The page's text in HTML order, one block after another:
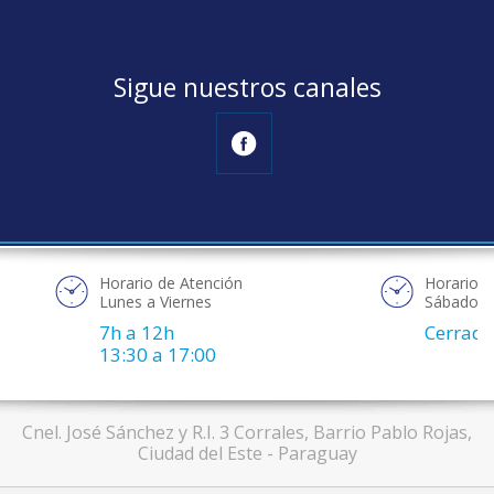
Sigue nuestros canales
Horario de Atención
Lunes a Viernes
7h a 12h
13:30 a 17:00
Horario
Sábado
Cerrado
Cnel. José Sánchez y R.I. 3 Corrales, Barrio Pablo Rojas,
Ciudad del Este - Paraguay